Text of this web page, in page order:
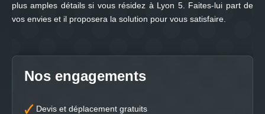
plus amples détails si vous résidez à Lyon 5. Faites-lui part de
vos envies et il proposera la solution pour vous satisfaire.
Nos engagements
Devis et déplacement gratuits